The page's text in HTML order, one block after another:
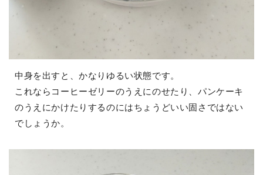
中身を出すと、かなりゆるい状態です。
これならコーヒーゼリーのうえにのせたり、パンケーキ
のうえにかけたりするのにはちょうどいい固さではない
でしょうか。